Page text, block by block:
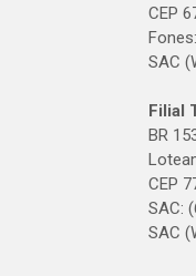
CEP
SAC
Filial
BR
CEP
SAC:
SAC